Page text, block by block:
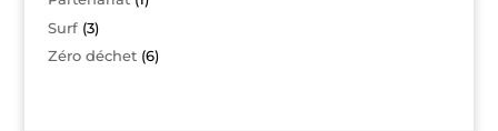
Surf(3)
Zéro déchet(6)